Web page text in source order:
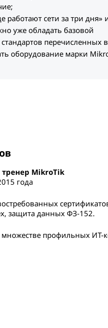
работают сети за три дня»
уже обладать базовой
перечисленных
оборудование марки
MikroTik
года
сертификатов
защита данных ФЗ-152.
множестве профильных ИТ-